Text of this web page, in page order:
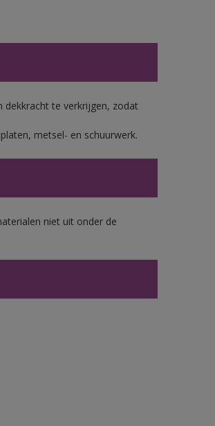
dekkracht te verkrijgen, zodat
metsel- en schuurwerk.
niet uit onder de